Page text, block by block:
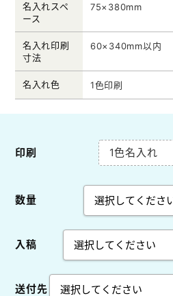
名入れスペ
ース
75×380mm
名入れ印刷
寸法
60×340mm以内
名入れ色 1色印刷
印刷 1色名入れ
数量
入稿
送付先